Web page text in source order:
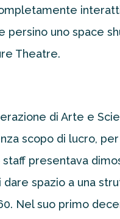
persino uno space
Theatre.
di Arte e
scopo di lucro,
staff presentava
dare spazio a una
Nel suo primo